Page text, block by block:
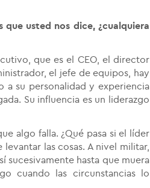
que usted nos dice, ¿cualquiera
que es el CEO, el director
el jefe de equipos, hay
a su personalidad y experiencia
Su influencia es un liderazgo
algo falla. ¿Qué pasa si el líder
las cosas. A nivel militar,
sucesivamente hasta que muera
cuando las circunstancias lo